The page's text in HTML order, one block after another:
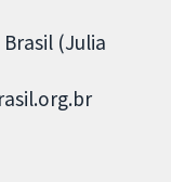
(Julia